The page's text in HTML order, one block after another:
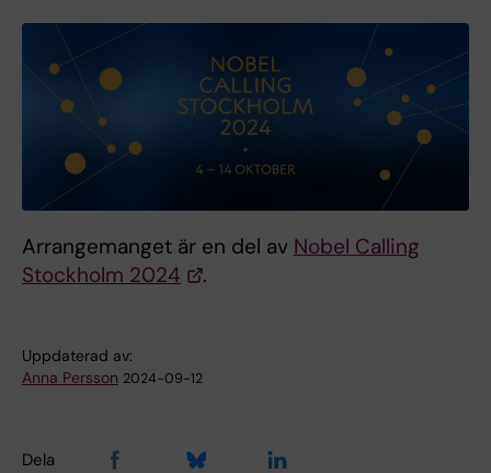
Arrangemanget är en del av Nobel Calling
Stockholm 2024
.
Uppdaterad av:
Anna Persson 2024-09-12
Dela